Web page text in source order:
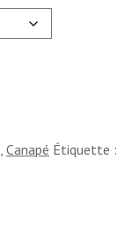
Canapé Étiquette :